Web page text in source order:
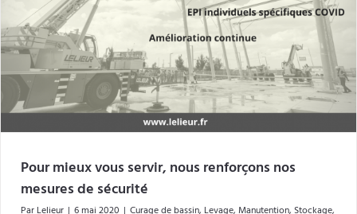
Pour mieux vous servir, nous renforçons nos
mesures de sécurité
Par Lelieur | 6 mai 2020 | Curage de bassin, Levage, Manutention, Stockage,